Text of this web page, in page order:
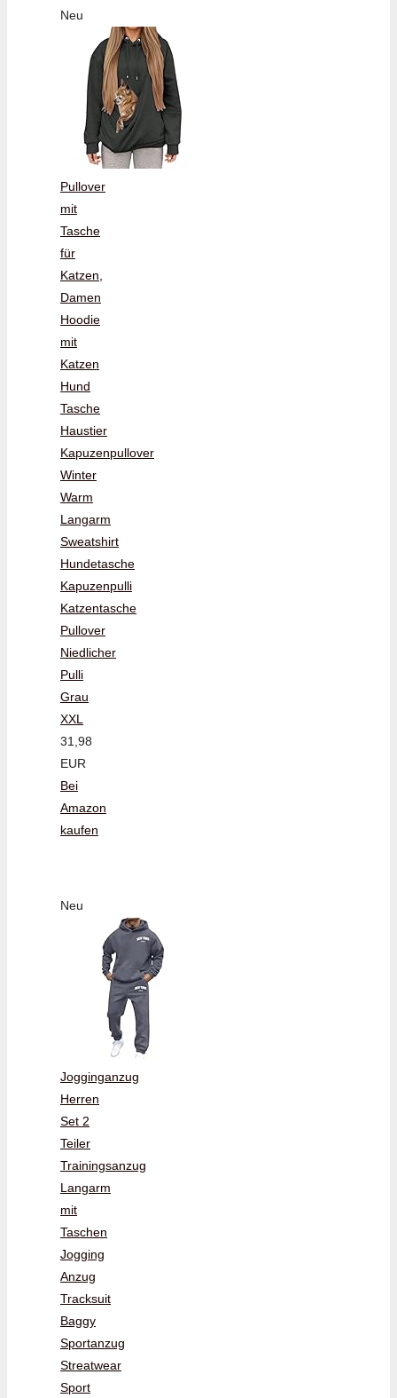
Neu
Pullover
mit
Tasche
für
Katzen,
Damen
Hoodie
mit
Katzen
Hund
Tasche
Haustier
Kapuzenpullover
Winter
Warm
Langarm
Sweatshirt
Hundetasche
Kapuzenpulli
Katzentasche
Pullover
Niedlicher
Pulli
Grau
XXL
31,98
EUR
Bei
Amazon
kaufen
Neu
Jogginganzug
Herren
Set 2
Teiler
Trainingsanzug
Langarm
mit
Taschen
Jogging
Anzug
Tracksuit
Baggy
Sportanzug
Streatwear
Sport